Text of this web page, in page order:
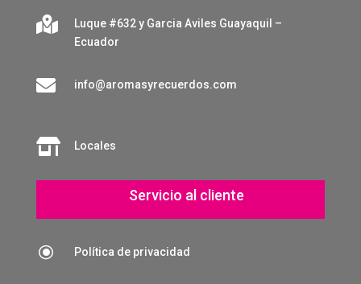

Luque #632 y Garcia Aviles Guayaquil –
Ecuador
 info@aromasyrecuerdos.com
 Locales
Servicio al cliente
\ Política de privacidad